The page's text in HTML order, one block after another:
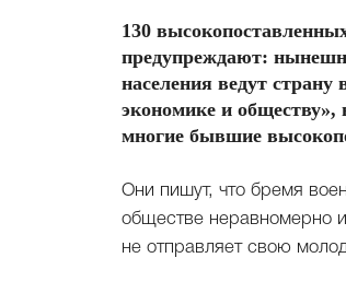
130
предупреждают:
населения ведут
экономике и обществу»,
многие бывшие
Они пишут, что бремя
обществе неравномерно
не отправляет свою